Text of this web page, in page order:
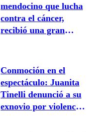
mendocino que lucha
contra el cáncer,
recibió una gran
medicamento clave
para su tratamiento
Conmoción en el
espectáculo: Juanita
Tinelli denunció a su
exnovio por violencia